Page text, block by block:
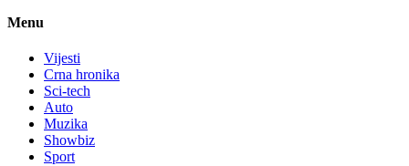
Menu
Vijesti
Crna hronika
Sci-tech
Auto
Muzika
Showbiz
Sport